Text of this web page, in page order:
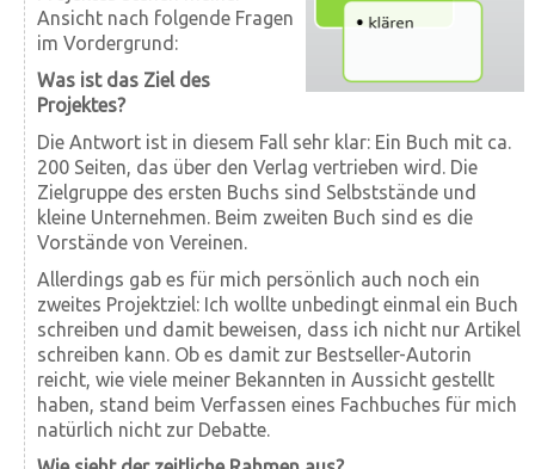
Ansicht nach folgende Fragen
im Vordergrund:
Was ist das Ziel des
Projektes?
Die Antwort ist in diesem Fall sehr klar: Ein Buch mit ca.
200 Seiten, das über den Verlag vertrieben wird. Die
Zielgruppe des ersten Buchs sind Selbststände und
kleine Unternehmen. Beim zweiten Buch sind es die
Vorstände von Vereinen.
Allerdings gab es für mich persönlich auch noch ein
zweites Projekt­ziel: Ich wollte unbedingt einmal ein Buch
schreiben und damit beweisen, dass ich nicht nur Artikel
schreiben kann. Ob es damit zur Best­seller-Autorin
reicht, wie viele meiner Bekannten in Aussicht gestellt
haben, stand beim Ver­fassen eines Fach­buches für mich
natürlich nicht zur Debatte.